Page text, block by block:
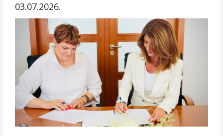
03.07.2026.